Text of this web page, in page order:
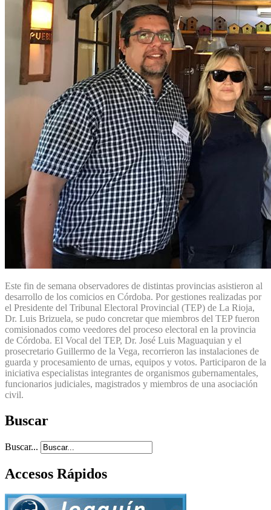
Este fin de semana observadores de distintas provincias asistieron al
desarrollo de los comicios en Córdoba. Por gestiones realizadas por
el Presidente del Tribunal Electoral Provincial (TEP) de La Rioja,
Dr. Luis Brizuela, se pudo concretar que miembros del TEP fueron
comisionados como veedores del proceso electoral en la provincia
de Córdoba. El Vocal del TEP, Dr. José Luis Maguaquian y el
prosecretario Guillermo de la Vega, recorrieron las instalaciones de
guarda y procesamiento de urnas, equipos y votos. Participaron de la
iniciativa especialistas integrantes de organismos gubernamentales,
funcionarios judiciales, magistrados y miembros de una asociación
civil.
Buscar
Buscar...
Accesos Rápidos